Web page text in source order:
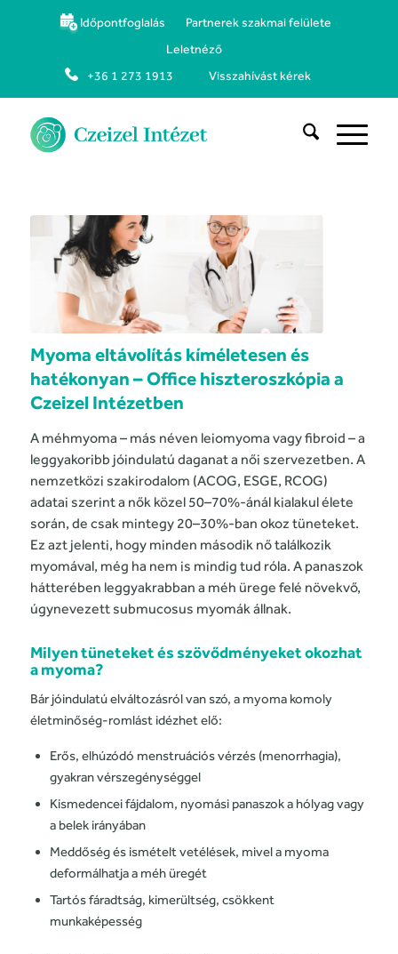
Időpontfoglalás
Partnerek szakmai felülete
Leletnéző
+36 1 273 1913
Visszahívást kérek
Myoma eltávolítás kíméletesen és
hatékonyan – Office hiszteroszkópia a
Czeizel Intézetben
A méhmyoma – más néven leiomyoma vagy fibroid – a
leggyakoribb jóindulatú daganat a női szervezetben. A
nemzetközi szakirodalom (ACOG, ESGE, RCOG)
adatai szerint a nők közel 50–70%-ánál kialakul élete
során, de csak mintegy 20–30%-ban okoz tüneteket.
Ez azt jelenti, hogy minden második nő találkozik
myomával, még ha nem is mindig tud róla. A panaszok
hátterében leggyakrabban a méh ürege felé növekvő,
úgynevezett submucosus myomák állnak.
Milyen tüneteket és szövődményeket okozhat
a myoma?
Bár jóindulatú elváltozásról van szó, a myoma komoly
életminőség-romlást idézhet elő:
Erős, elhúzódó menstruációs vérzés (menorrhagia),
gyakran vérszegénységgel
Kismedencei fájdalom, nyomási panaszok a hólyag vagy
a belek irányában
Meddőség és ismételt vetélések, mivel a myoma
deformálhatja a méh üregét
Tartós fáradtság, kimerültség, csökkent
munkaképesség